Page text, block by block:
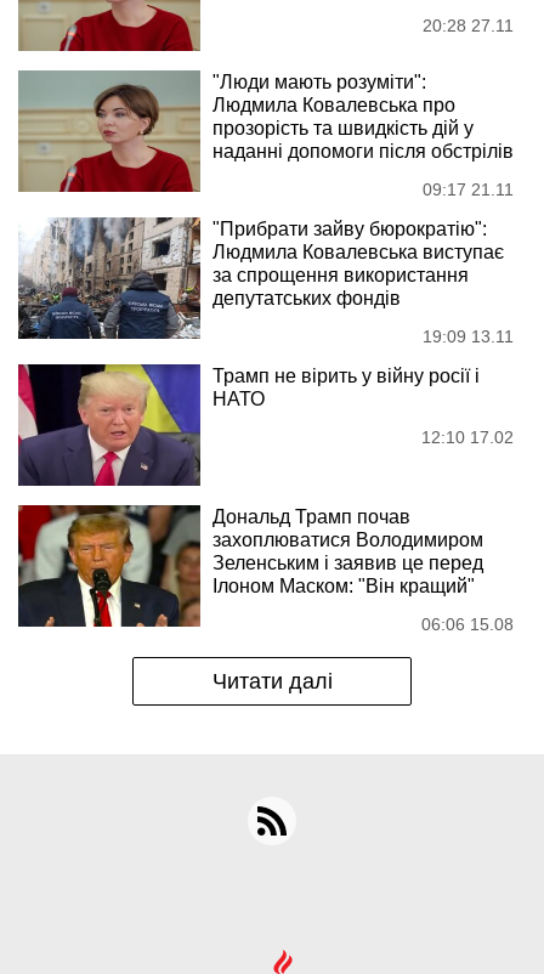
20:28 27.11
"Люди мають розуміти":
Людмила Ковалевська про
прозорість та швидкість дій у
наданні допомоги після обстрілів
09:17 21.11
"Прибрати зайву бюрократію":
Людмила Ковалевська виступає
за спрощення використання
депутатських фондів
19:09 13.11
Трамп не вірить у війну росії і
НАТО
12:10 17.02
Дональд Трамп почав
захоплюватися Володимиром
Зеленським і заявив це перед
Ілоном Маском: "Він кращий"
06:06 15.08
Читати далі